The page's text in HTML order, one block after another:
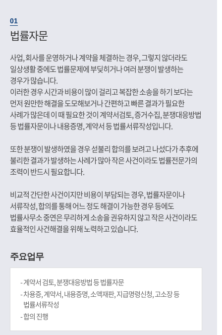
01
법률자문
사업, 회사를 운영하거나 계약을 체결하는 경우, 그렇지 않더라도
일상생활 중에도 법률문제에 부딪히거나 여러 분쟁이 발생하는
경우가 많습니다.
이러한 경우 시간과 비용이 많이 걸리고 복잡한 소송을 하기 보다는
먼저 원만한 해결을 도모해보거나 간편하고 빠른 결과가 필요한
사례가 많은데 이 때 필요한 것이 계약서검토, 증거수집, 분쟁대응방법
등 법률자문이나 내용증명, 계약서 등 법률서류작성입니다.
또한 분쟁이 발생하였을 경우 섣불리 합의를 보려고 나섰다가 추후에
불리한 결과가 발생하는 사례가 많아 작은 사건이라도 법률전문가의
조력이 반드시 필요합니다.
비교적 간단한 사건이지만 비용이 부담되는 경우, 법률자문이나
서류작성, 합의를 통해 어느 정도 해결이 가능한 경우 등에도
법률사무소 중연은 무리하게 소송을 권유하지 않고 작은 사건이라도
효율적인 사건해결을 위해 노력하고 있습니다.
주요업무
- 계약서 검토, 분쟁대응방법 등 법률자문
- 차용증, 계약서, 내용증명, 소액재판, 지급명령신청, 고소장 등
법률서류작성
- 합의 진행